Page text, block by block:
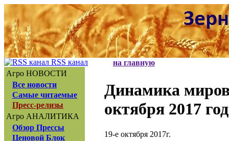
RSS канал
Агро НОВОСТИ
Все новости
Самые читаемые
Пресс-релизы
Агро АНАЛИТИКА
Обзор Прессы
Ценовой Блок
на главную
Динамика
октября 2017
19-е октября 2017г.